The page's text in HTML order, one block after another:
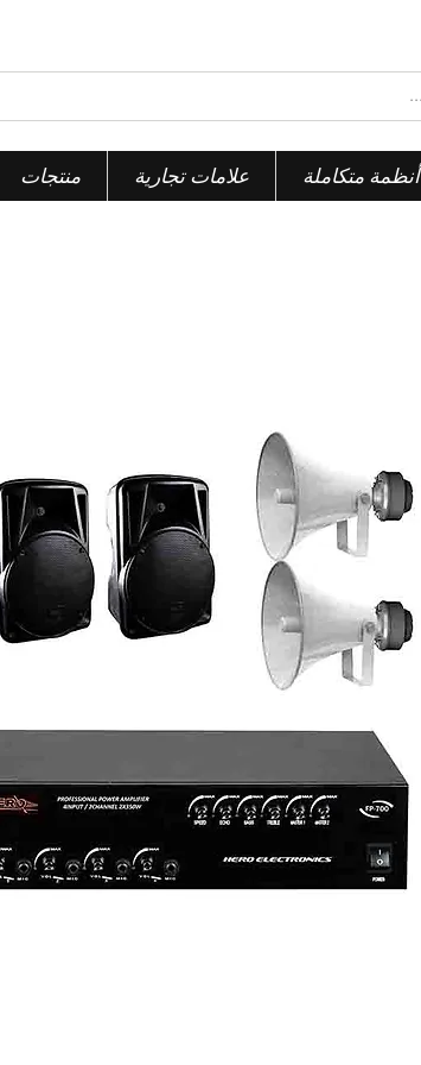
منتجات علامات تجارية أنظمة متكاملة